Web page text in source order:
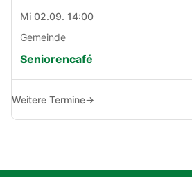
Mi 02.09. 14:00
Gemeinde
Seniorencafé
Weitere Termine→